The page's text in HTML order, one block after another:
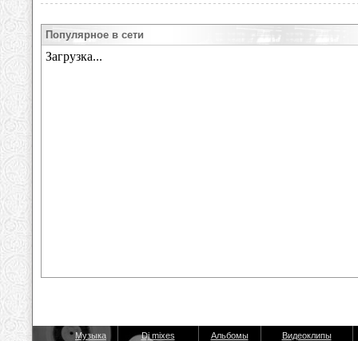
Популярное в сети
Музыка Dj mixes Альбомы
Видеоклипы